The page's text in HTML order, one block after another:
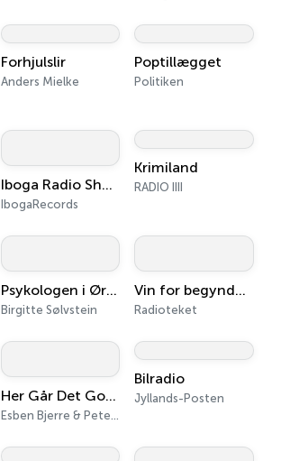
Forhjulslir
Anders Mielke
Poptillægget
Politiken
Iboga Radio Show
IbogaRecords
Krimiland
RADIO IIII
Psykologen i Øret
Birgitte Sølvstein
Vin for begyndere
Radioteket
Her Går Det Godt
Esben Bjerre & Peter Falktoft
Bilradio
Jyllands-Posten